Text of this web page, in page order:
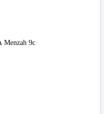
Menzah 9c